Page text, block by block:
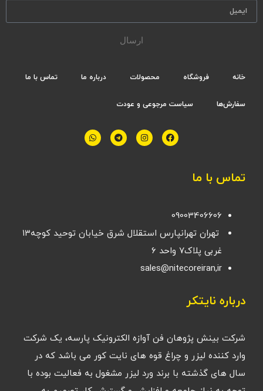
ارسال
خانه فروشگاه محصولات درباره ما تماس با ما
سفارش‌ها سیاست مرجوعی و عودت
تماس با ما
09003406606
تهران تهرانپارس استقلال شرق خیابان توحید کوچه۱۳
غربی پلاک۷ واحد ۶
sales@nitecoreiran,ir
درباره نایتکر
شرکت بینش پژوهان فن آوازه الکترونیک پارسه، یک شرکت
وارد کننده لیزر و چراغ قوه های نایت کور می باشد که در
سال های گذشته با برند ورد لیزر مشغول به فعالیت بوده با